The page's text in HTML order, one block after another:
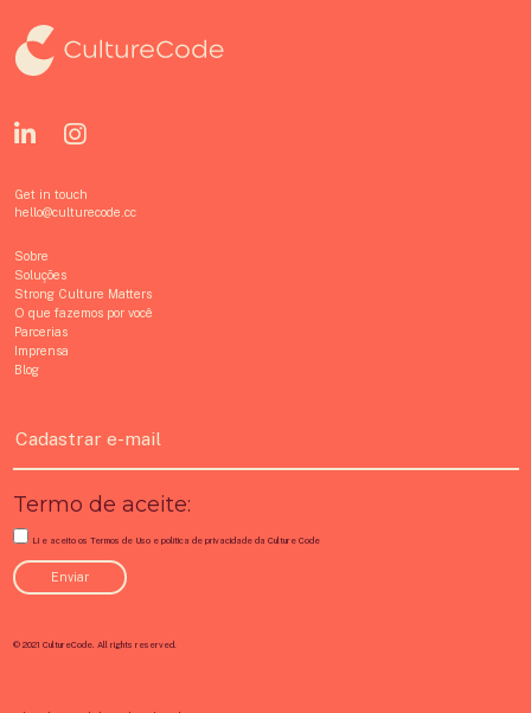
Get in touch
hello@culturecode.cc
Sobre
Soluções
Strong Culture Matters
O que fazemos por você
Parcerias
Imprensa
Blog
Termo de aceite:
Li e aceito os Termos de Uso e política de privacidade da Culture Code
Enviar
© 2021 CultureCode. All rights reserved.